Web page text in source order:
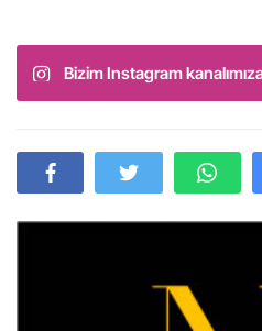
Bizim Instagram